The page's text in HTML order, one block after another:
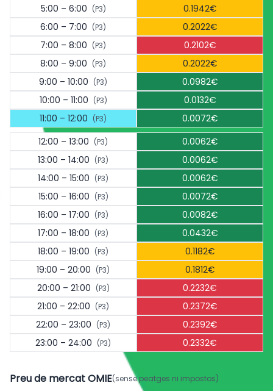
5:00 – 6:00 (P3)
0.1942€
6:00 – 7:00 (P3)
0.2022€
7:00 – 8:00 (P3)
0.2102€
8:00 – 9:00 (P3)
0.2022€
9:00 – 10:00 (P3)
0.0982€
10:00 – 11:00 (P3)
0.0132€
11:00 – 12:00 (P3)
0.0072€
12:00 – 13:00 (P3)
0.0062€
13:00 – 14:00 (P3)
0.0062€
14:00 – 15:00 (P3)
0.0062€
15:00 – 16:00 (P3)
0.0072€
16:00 – 17:00 (P3)
0.0082€
17:00 – 18:00 (P3)
0.0432€
18:00 – 19:00 (P3)
0.1182€
19:00 – 20:00 (P3)
0.1812€
20:00 – 21:00 (P3)
0.2232€
21:00 – 22:00 (P3)
0.2372€
22:00 – 23:00 (P3)
0.2392€
23:00 – 24:00 (P3) 0.2332€
Preu de mercat OMIE(sense peatges ni impostos)